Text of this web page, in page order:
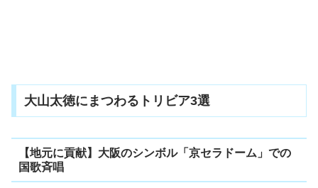
大山太徳にまつわるトリビア3選
【地元に貢献】大阪のシンボル「京セラドーム」での
国歌斉唱